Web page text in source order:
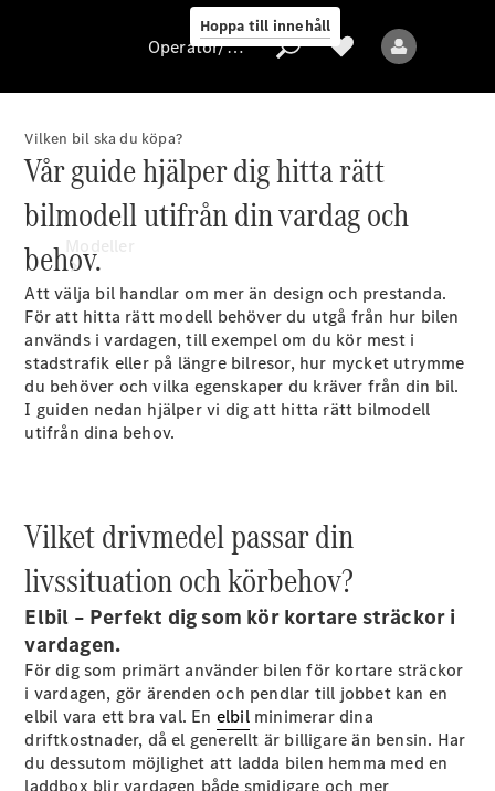
Hoppa till innehåll
Operatör/skydd
personuppgifter
Alla modeller
Laddhybrid modeller
Sedan
Alla Sedan
CLA
Elektrisk
Operatör/skydd av personuppgifter
Vilken bil ska du köpa?
Vår guide hjälper dig hitta rätt
bilmodell utifrån din vardag och
behov.
Att välja bil handlar om mer än design och prestanda.
För att hitta rätt modell behöver du utgå från hur bilen
används i vardagen, till exempel om du kör mest i
stadstrafik eller på längre bilresor, hur mycket utrymme
du behöver och vilka egenskaper du kräver från din bil.
I guiden nedan hjälper vi dig att hitta rätt bilmodell
utifrån dina behov.
Vilket drivmedel passar din
livssituation och körbehov?
Elbil – Perfekt dig som kör kortare sträckor i
vardagen.
För dig som primärt använder bilen för kortare sträckor
i vardagen, gör ärenden och pendlar till jobbet kan en
elbil vara ett bra val. En elbilminimerar dina
driftkostnader, då el generellt är billigare än bensin. Har
du dessutom möjlighet att ladda bilen hemma med en
laddbox blir vardagen både smidigare och mer